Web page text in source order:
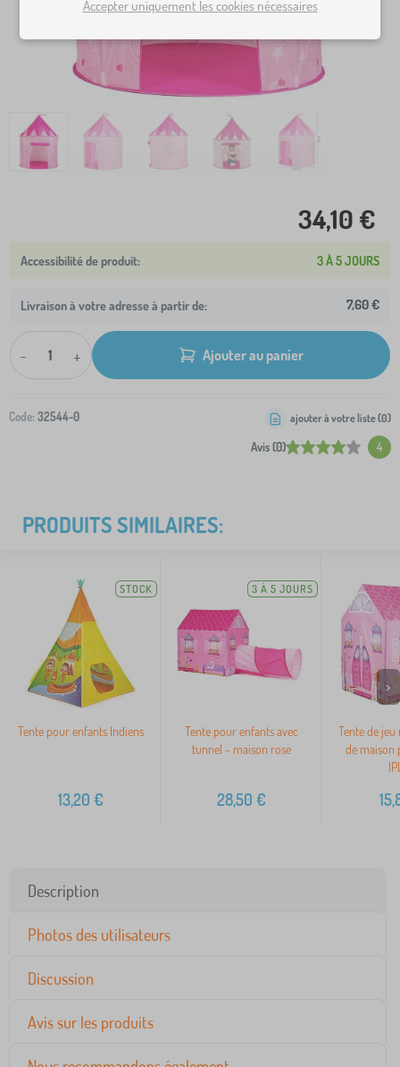
34,10 €
3 À 5 JOURS
Livraison à votre adresse à partir de: 7,60 €
- + Ajouter au panier
Code: 32544-0
Avis (0) 4
ajouter à votre liste (0)
PRODUITS SIMILAIRES:
STOCK
Tente pour enfants Indiens
13,20 €
3 À 5 JOURS
Tente pour enfants avec
tunnel - maison rose
28,50 €
Tente de
de maison
>
Description
Photos des utilisateurs
Discussion
Avis sur les produits
Accepter uniquement les cookies nécessaires